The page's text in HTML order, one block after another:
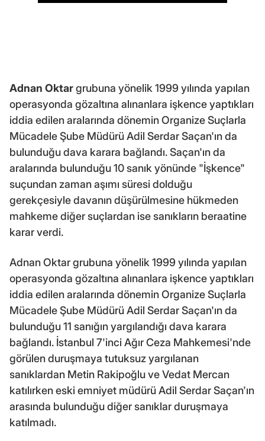
Adnan Oktargrubuna yönelik 1999 yılında yapılan
operasyonda gözaltına alınanlara işkence yaptıkları
iddia edilen aralarında dönemin Organize Suçlarla
Mücadele Şube Müdürü Adil Serdar Saçan'ın da
bulunduğu dava karara bağlandı. Saçan'ın da
aralarında bulunduğu 10 sanık yönünde "İşkence"
suçundan zaman aşımı süresi dolduğu
gerekçesiyle davanın düşürülmesine hükmeden
mahkeme diğer suçlardan ise sanıkların beraatine
karar verdi.
Adnan Oktar grubuna yönelik 1999 yılında yapılan
operasyonda gözaltına alınanlara işkence yaptıkları
iddia edilen aralarında dönemin Organize Suçlarla
Mücadele Şube Müdürü Adil Serdar Saçan'ın da
bulunduğu 11 sanığın yargılandığı dava karara
bağlandı. İstanbul 7'inci Ağır Ceza Mahkemesi'nde
görülen duruşmaya tutuksuz yargılanan
sanıklardan Metin Rakipoğlu ve Vedat Mercan
katılırken eski emniyet müdürü Adil Serdar Saçan'ın
arasında bulunduğu diğer sanıklar duruşmaya
katılmadı.